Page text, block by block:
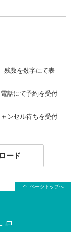
残数を数字にて表
話にて予約を受付
ンセル待ちを受付
ード
ページトップへ